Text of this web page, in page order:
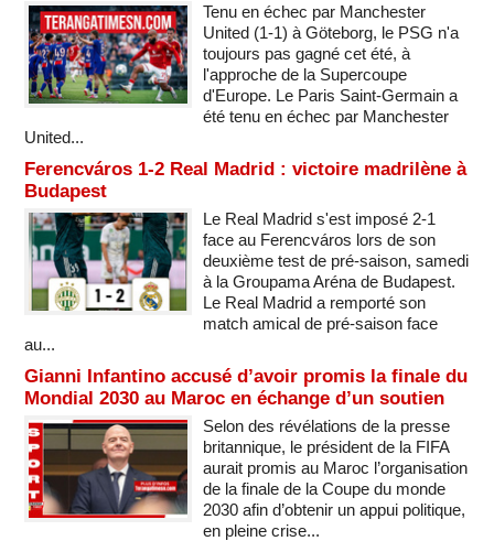
Tenu en échec par Manchester
United (1-1) à Göteborg, le PSG n'a
toujours pas gagné cet été, à
l'approche de la Supercoupe
d'Europe. Le Paris Saint-Germain a
été tenu en échec par Manchester
United...
Ferencváros 1-2 Real Madrid : victoire madrilène à
Budapest
Le Real Madrid s'est imposé 2-1
face au Ferencváros lors de son
deuxième test de pré-saison, samedi
à la Groupama Aréna de Budapest.
Le Real Madrid a remporté son
match amical de pré-saison face
au...
Gianni Infantino accusé d’avoir promis la finale du
Mondial 2030 au Maroc en échange d’un soutien
Selon des révélations de la presse
britannique, le président de la FIFA
aurait promis au Maroc l’organisation
de la finale de la Coupe du monde
2030 afin d’obtenir un appui politique,
en pleine crise...